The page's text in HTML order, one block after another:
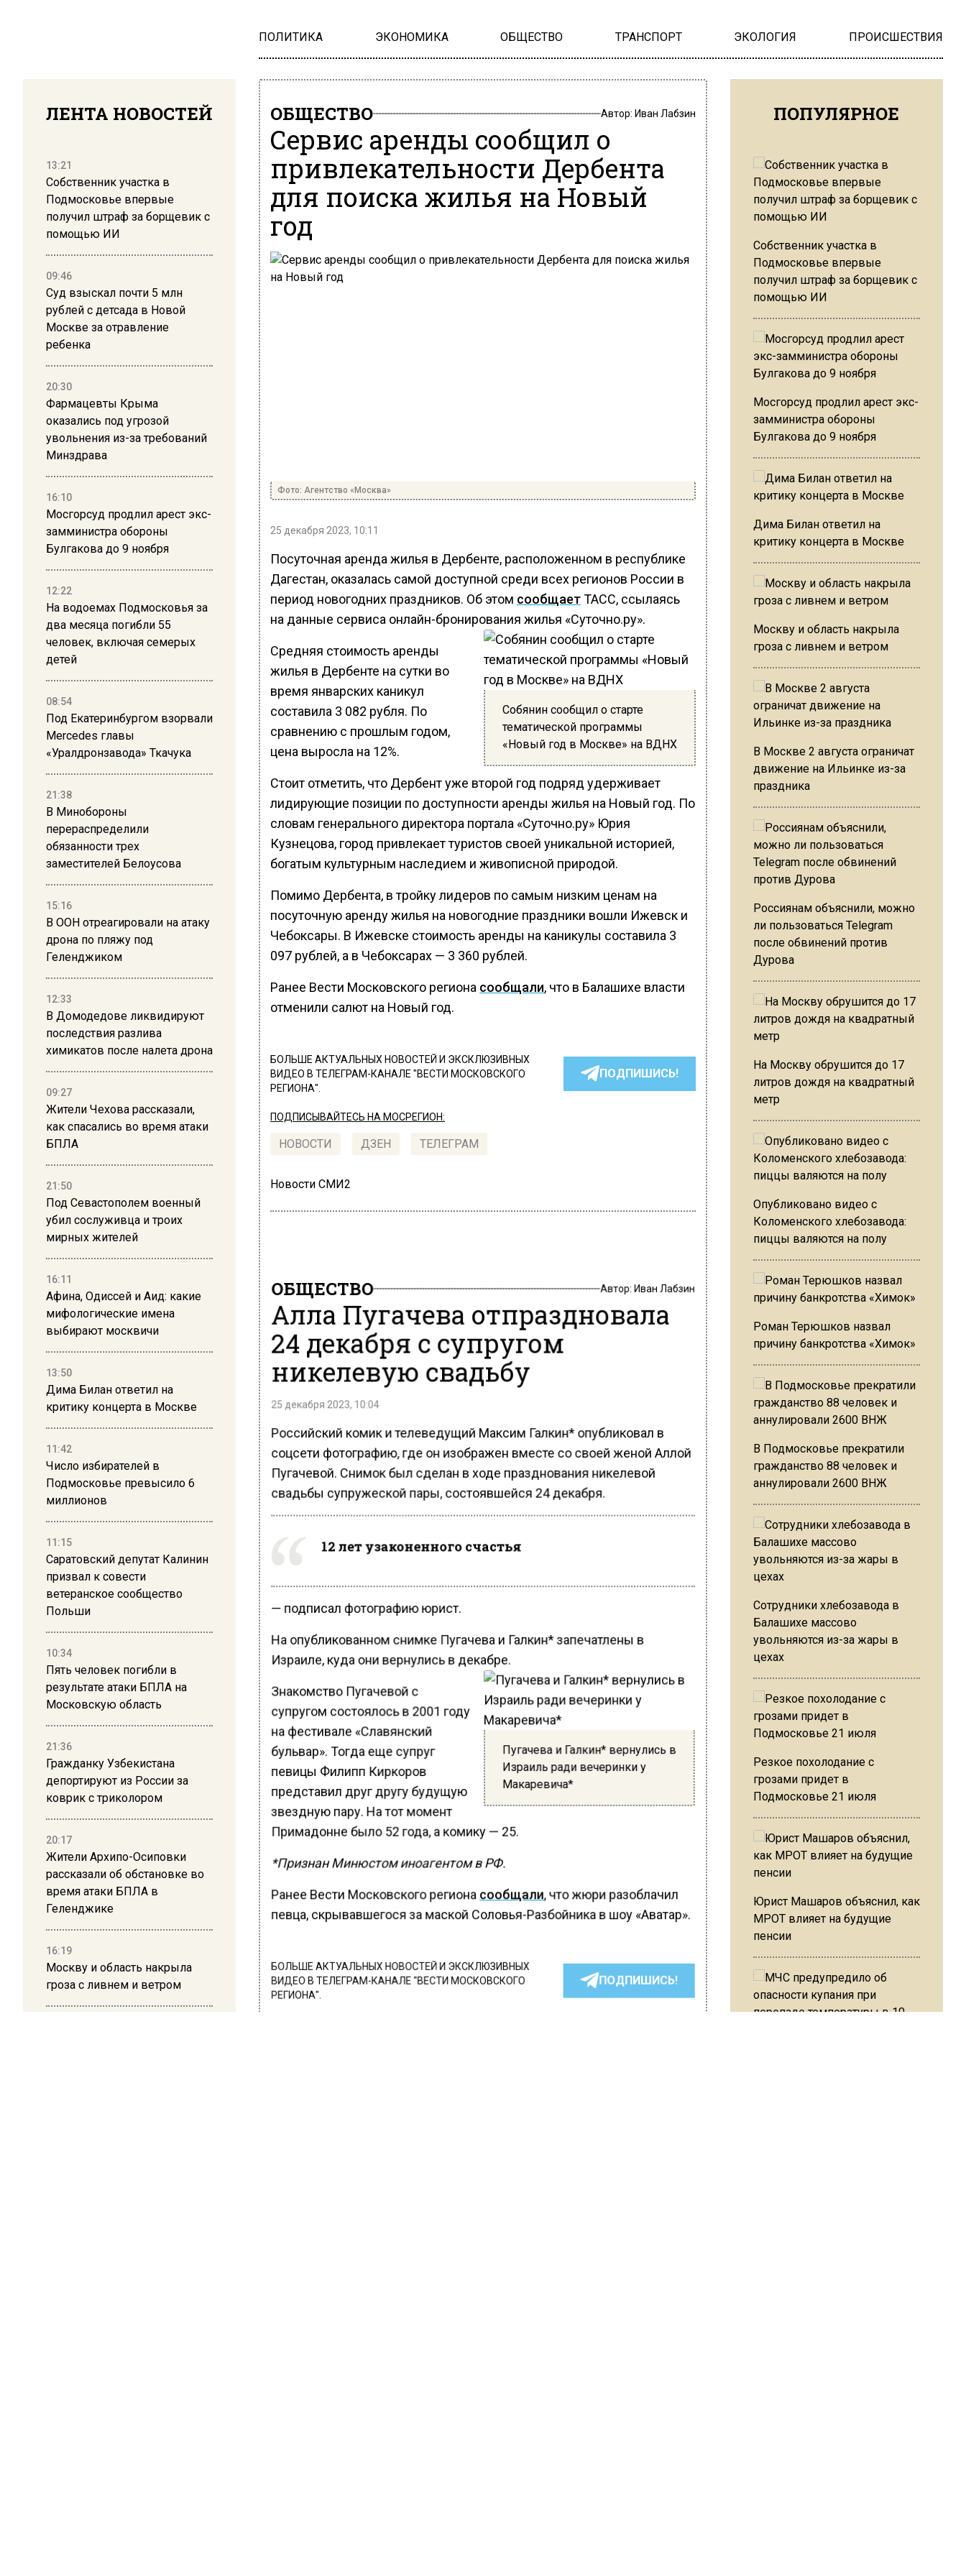
ПОЛИТИКА ЭКОНОМИКА ОБЩЕСТВО ТРАНСПОРТ ЭКОЛОГИЯ ПРОИСШЕСТВИЯ
ЛЕНТА НОВОСТЕЙ
13:21
Собственник участка в
Подмосковье впервые
получил штраф за борщевик с
помощью ИИ
09:46
Суд взыскал почти 5 млн
рублей с детсада в Новой
Москве за отравление
ребенка
20:30
Фармацевты Крыма
оказались под угрозой
увольнения из-за требований
Минздрава
16:10
Мосгорсуд продлил арест экс-
замминистра обороны
Булгакова до 9 ноября
12:22
На водоемах Подмосковья за
два месяца погибли 55
человек, включая семерых
детей
08:54
Под Екатеринбургом взорвали
Mercedes главы
«Уралдронзавода» Ткачука
21:38
В Минобороны
перераспределили
обязанности трех
заместителей Белоусова
15:16
В ООН отреагировали на атаку
дрона по пляжу под
Геленджиком
12:33
В Домодедове ликвидируют
последствия разлива
химикатов после налета дрона
09:27
Жители Чехова рассказали,
как спасались во время атаки
БПЛА
21:50
Под Севастополем военный
убил сослуживца и троих
мирных жителей
16:11
Афина, Одиссей и Аид: какие
мифологические имена
выбирают москвичи
13:50
Дима Билан ответил на
критику концерта в Москве
11:42
Число избирателей в
Подмосковье превысило 6
миллионов
11:15
Саратовский депутат Калинин
призвал к совести
ветеранское сообщество
Польши
10:34
Пять человек погибли в
результате атаки БПЛА на
Московскую область
21:36
Гражданку Узбекистана
депортируют из России за
коврик с триколором
20:17
Жители Архипо-Осиповки
рассказали об обстановке во
время атаки БПЛА в
Геленджике
16:19
Москву и область накрыла
гроза с ливнем и ветром
ОБЩЕСТВО Автор: Иван Лабзин
Сервис аренды сообщил о
привлекательности Дербента
для поиска жилья на Новый
год
Фото: Агентство «Москва»
25 декабря 2023, 10:11
Посуточная аренда жилья в Дербенте, расположенном в республике
Дагестан, оказалась самой доступной среди всех регионов России в
период новогодних праздников. Об этом сообщаетТАСС, ссылаясь
на данные сервиса онлайн-бронирования жилья «Суточно.ру».
Собянин сообщил о старте
тематической программы
«Новый год в Москве» на ВДНХ
Средняя стоимость аренды
жилья в Дербенте на сутки во
время январских каникул
составила 3 082 рубля. По
сравнению с прошлым годом,
цена выросла на 12%.
Стоит отметить, что Дербент уже второй год подряд удерживает
лидирующие позиции по доступности аренды жилья на Новый год. По
словам генерального директора портала «Суточно.ру» Юрия
Кузнецова, город привлекает туристов своей уникальной историей,
богатым культурным наследием и живописной природой.
Помимо Дербента, в тройку лидеров по самым низким ценам на
посуточную аренду жилья на новогодние праздники вошли Ижевск и
Чебоксары. В Ижевске стоимость аренды на каникулы составила 3
097 рублей, а в Чебоксарах — 3 360 рублей.
Ранее Вести Московского региона сообщали, что в Балашихе власти
отменили салют на Новый год.
БОЛЬШЕ АКТУАЛЬНЫХ НОВОСТЕЙ И ЭКСКЛЮЗИВНЫХ
ВИДЕО В ТЕЛЕГРАМ-КАНАЛЕ "ВЕСТИ МОСКОВСКОГО
РЕГИОНА".
ПОДПИШИСЬ!
ПОДПИСЫВАЙТЕСЬ НА МОСРЕГИОН:
НОВОСТИ ДЗЕН ТЕЛЕГРАМ
Новости СМИ2
ОБЩЕСТВО Автор:Иван Лабзин
Алла Пугачева отпраздновала
24 декабря с супругом
никелевую свадьбу
25 декабря 2023, 10:04
Российский комик и телеведущий Максим Галкин* опубликовал в
соцсети фотографию, где он изображен вместе со своей женой Аллой
Пугачевой. Снимок был сделан в ходе празднования никелевой
свадьбы супружеской пары, состоявшейся 24 декабря.
12 лет узаконенного счастья
— подписал фотографию юрист.
На опубликованном снимке Пугачева и Галкин* запечатлены в
Израиле, куда они вернулись в декабре.
Пугачева и Галкин* вернулись в
Израиль ради вечеринки у
Макаревича*
Знакомство Пугачевой с
супругом состоялось в 2001 году
на фестивале «Славянский
бульвар». Тогда еще супруг
певицы Филипп Киркоров
представил друг другу будущую
звездную пару. На тот момент
Примадонне было 52 года, а комику — 25.
*Признан Минюстом иноагентом в РФ.
Ранее Вести Московского региона сообщали, что жюри разоблачил
певца, скрывавшегося за маской Соловья-Разбойника в шоу «Аватар».
БОЛЬШЕ АКТУАЛЬНЫХ НОВОСТЕЙ И ЭКСКЛЮЗИВНЫХ
ВИДЕО В ТЕЛЕГРАМ-КАНАЛЕ "ВЕСТИ МОСКОВСКОГО
РЕГИОНА".
ПОДПИШИСЬ!
ПОПУЛЯРНОЕ
Собственник участка в
Подмосковье впервые
получил штраф за борщевик с
помощью ИИ
Мосгорсуд продлил арест экс-
замминистра обороны
Булгакова до 9 ноября
Дима Билан ответил на
критику концерта в Москве
Москву и область накрыла
гроза с ливнем и ветром
В Москве 2 августа ограничат
движение на Ильинке из-за
праздника
Россиянам объяснили, можно
ли пользоваться Telegram
после обвинений против
Дурова
На Москву обрушится до 17
литров дождя на квадратный
метр
Опубликовано видео с
Коломенского хлебозавода:
пиццы валяются на полу
Роман Терюшков назвал
причину банкротства «Химок»
В Подмосковье прекратили
гражданство 88 человек и
аннулировали 2600 ВНЖ
Сотрудники хлебозавода в
Балашихе массово
увольняются из-за жары в
цехах
Резкое похолодание с
грозами придет в
Подмосковье 21 июля
Юрист Машаров объяснил, как
МРОТ влияет на будущие
пенсии